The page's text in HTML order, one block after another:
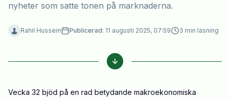
nyheter som satte tonen på marknaderna.
Rahil Hussein Publicerad: 11 augusti 2025, 07:59 3 min läsning
Vecka 32 bjöd på en rad betydande makroekonomiska